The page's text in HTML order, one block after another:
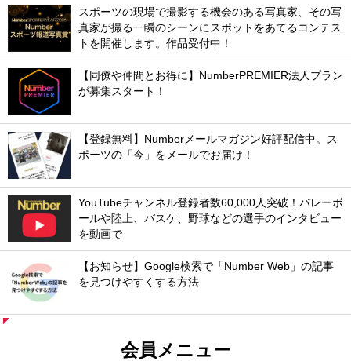
スポーツの現場で撮影する機会のある写真家、その写
真家が撮る一瞬のシーンにスポットをあてるコンテス
トを開催します。作品受付中！
【同僚や仲間とお得に】NumberPREMIER法人プラン
が募集スタート！
【登録無料】Numberメールマガジン好評配信中。ス
ポーツの「今」をメールでお届け！
YouTubeチャンネル登録者数60,000人突破！バレーボ
ールや陸上、バスケ、野球などの選手のインタビュー
を動画で
【お知らせ】Google検索で「Number Web」の記事
を見つけやすくする方法
会員メニュー